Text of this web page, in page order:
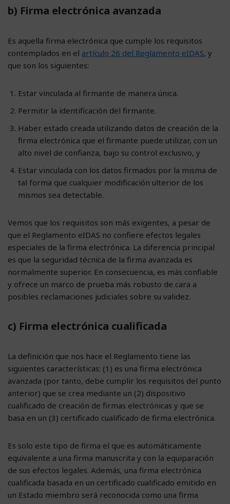
b) Firma electrónica avanzada
Es aquella firma electrónica que cumple los requisitos
contemplados en el artículo 26 del Reglamento eIDAS, y
que son los siguientes:
Estar vinculada al firmante de manera única.
Permitir la identificación del firmante.
Haber estado creada utilizando datos de creación de la
firma electrónica que el firmante puede utilizar, con un
alto nivel de confianza, bajo su control exclusivo, y
Estar vinculada con los datos firmados por la misma de
tal forma que cualquier modificación ulterior de los
mismos sea detectable.
Vemos que los requisitos son más exigentes, a pesar de
que el Reglamento eIDAS no confiere efectos legales
especiales de la firma electrónica. La diferencia principal
es que la seguridad técnica de la firma avanzada es
normalmente superior. En consecuencia, es más confiable
y ofrece un marco de prueba más robusto de cara a
posibles reclamaciones judiciales sobre su validez.
c) Firma electrónica cualificada
La definición que nos hace el Reglamento tiene las
siguientes características: (1) es una firma electrónica
avanzada (por tanto, debe cumplir los requisitos del punto
anterior) que se crea mediante un (2) dispositivo
cualificado de creación de firmas electrónicas y que se
basa en un (3) certificado cualificado de firma electrónica.
Es solo este tipo de firma el que es automáticamente
equivalente a una firma manuscrita y con la equiparación
de sus efectos legales. Además, una firma electrónica
cualificada basada en un certificado cualificado emitido en
un Estado miembro será reconocida como una firma